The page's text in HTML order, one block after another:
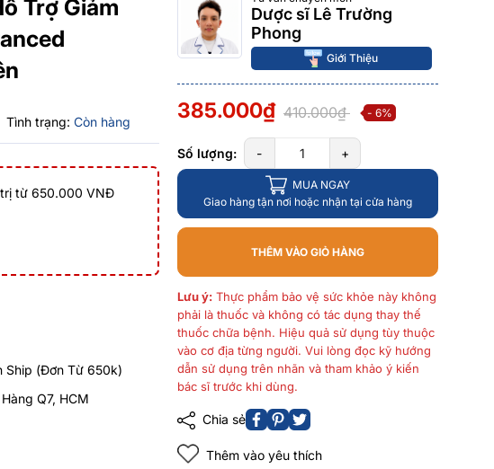
Trợ Giảm
Tình trạng: Còn hàng
trị từ 650.000 VNĐ
Ship (Đơn Từ 650k)
Q7, HCM
Dược sĩ Lê Trường
Phong
Giới Thiệu
385.000₫ 410.000₫ - 6%
Số lượng: - +
MUA NGAY
Giao hàng tận nơi hoặc nhận tại cửa hàng
THÊM VÀO GIỎ HÀNG
Lưu ý:Thực phẩm bảo vệ sức khỏe này không
phải là thuốc và không có tác dụng thay thế
thuốc chữa bệnh. Hiệu quả sử dụng tùy thuộc
vào cơ địa từng người. Vui lòng đọc kỹ hướng
dẫn sử dụng trên nhãn và tham khảo ý kiến
bác sĩ trước khi dùng.
Chia sẻ
Thêm vào yêu thích